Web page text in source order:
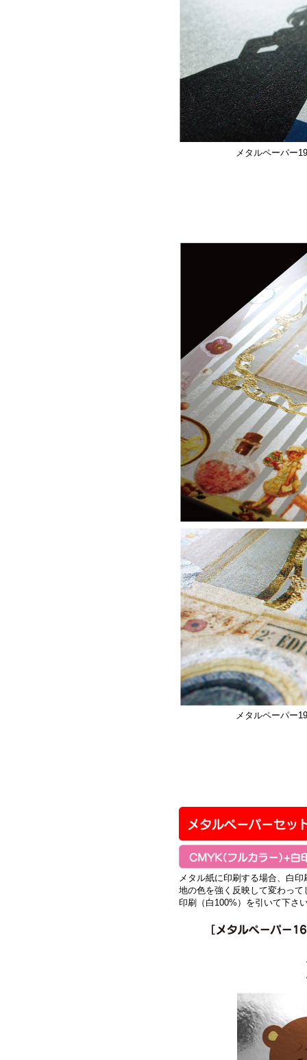
メタルペーパー
メタルペーパー
メタル紙に印刷する場合、白
地の色を強く反映して変わっ
印刷（白100%）を引いて下さ